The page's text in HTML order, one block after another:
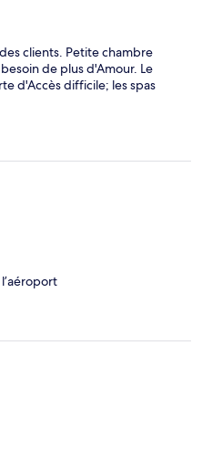
clients. Petite chambre
de plus d'Amour. Le
d'Accès difficile; les spas